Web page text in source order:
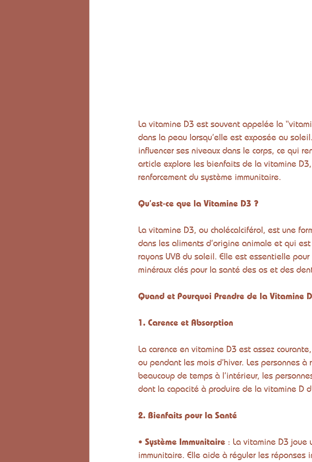
La vitamine D3 est souvent appelée la
dans la peau lorsqu’elle est exposée au
influencer ses niveaux dans le corps, ce qui
article explore les bienfaits de la vitamine
renforcement du système immunitaire.
Qu’est-ce que la Vitamine D3 ?
La vitamine D3, ou cholécalciférol, est une
dans les aliments d’origine animale et qui
rayons UVB du soleil. Elle est essentielle
minéraux clés pour la santé des os et des
Quand et Pourquoi Prendre de la Vitamine
1. Carence et Absorption
La carence en vitamine D3 est assez
ou pendant les mois d’hiver. Les personnes
beaucoup de temps à l’intérieur, les
dont la capacité à produire de la vitamine D
2. Bienfaits pour la Santé
• Système Immunitaire : La vitamine D3 joue
immunitaire. Elle aide à réguler les réponses